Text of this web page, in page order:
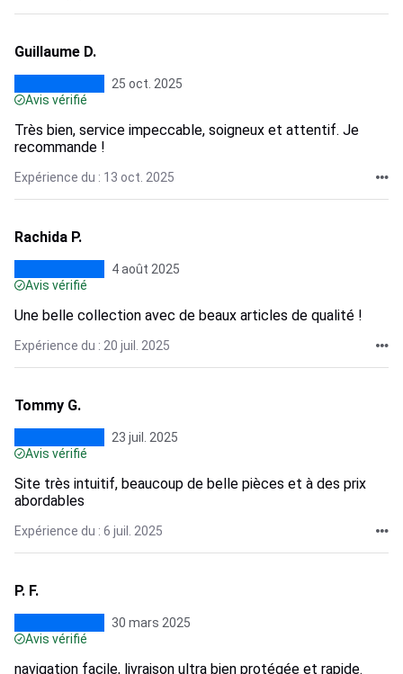
Guillaume D.
25 oct. 2025
Avis vérifié
Très bien, service impeccable, soigneux et attentif. Je
recommande !
Expérience du : 13 oct. 2025
Rachida P.
4 août 2025
Avis vérifié
Une belle collection avec de beaux articles de qualité !
Expérience du : 20 juil. 2025
Tommy G.
23 juil. 2025
Avis vérifié
Site très intuitif, beaucoup de belle pièces et à des prix
abordables
Expérience du : 6 juil. 2025
P. F.
30 mars 2025
Avis vérifié
navigation facile, livraison ultra bien protégée et rapide.